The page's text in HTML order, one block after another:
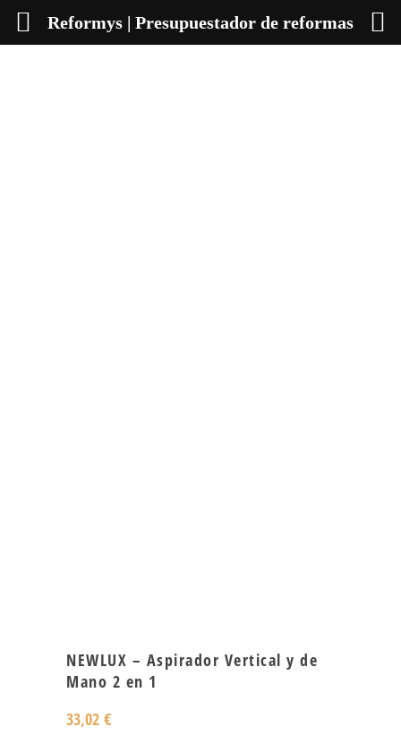
NEWLUX – Aspirador Vertical y de
Mano 2 en 1
33,02 €
Reformys | Presupuestador de reformas